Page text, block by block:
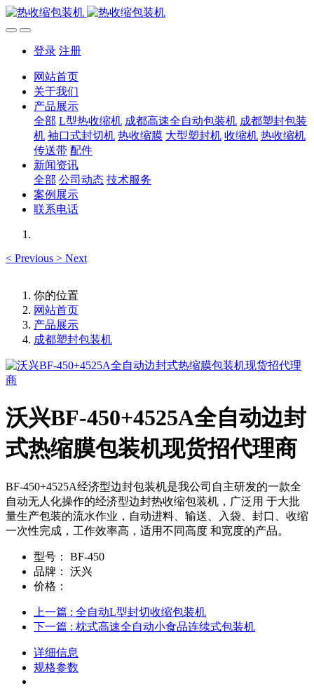
登录 注册
网站首页
关于我们
产品展示
全部 L型热收缩机 成都高速全自动包装机 成都塑封包装
机 袖口式封切机 热收缩膜 大型塑封机 收缩机 热收缩机
传送带 配件
新闻资讯
全部 公司动态 技术服务
案例展示
联系电话
< Previous > Next
你的位置
网站首页
产品展示
成都塑封包装机
沃兴BF-450+4525A全自动边封
式热缩膜包装机现货招代理商
BF-450+4525A经济型边封包装机是我公司自主研发的一款全
自动无人化操作的经济型边封热收缩包装机，广泛用 于大批
量生产包装的流水作业，自动进料、输送、入袋、封口、收缩
一次性完成，工作效率高，适用不同高度 和宽度的产品。
型号：
BF-450
品牌：
沃兴
价格：
上一篇 : 全自动L型封切收缩包装机
下一篇 : 枕式高速全自动小食品连续式包装机
详细信息
规格参数